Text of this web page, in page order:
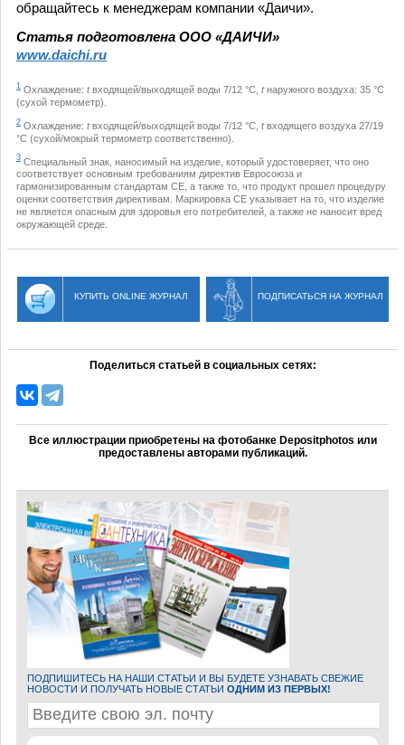
обращайтесь к менеджерам компании «Даичи».
Статья подготовлена ООО «ДАИЧИ»
www.daichi.ru
1 Охлаждение: tвходящей/выходящей воды 7/12 °С, tнаружного воздуха: 35 °С
(сухой термометр).
2 Охлаждение: tвходящей/выходящей воды 7/12 °С, tвходящего воздуха 27/19
°С (сухой/мокрый термометр соответственно).
3 Специальный знак, наносимый на изделие, который удостоверяет, что оно
соответствует основным требованиям директив Евросоюза и
гармонизированным стандартам СE, а также то, что продукт прошел процедуру
оценки соответствия директивам. Маркировка CE указывает на то, что изделие
не является опасным для здоровья его потребителей, а также не наносит вред
окружающей среде.
КУПИТЬ ONLINE ЖУРНАЛ ПОДПИСАТЬСЯ НА ЖУРНАЛ
Поделиться статьей в социальных сетях:
Все иллюстрации приобретены на фотобанке Depositphotos или
предоставлены авторами публикаций.
ПОДПИШИТЕСЬ НА НАШИ СТАТЬИ И ВЫ БУДЕТЕ УЗНАВАТЬ СВЕЖИЕ
НОВОСТИ И ПОЛУЧАТЬ НОВЫЕ СТАТЬИ ОДНИМ ИЗ ПЕРВЫХ!